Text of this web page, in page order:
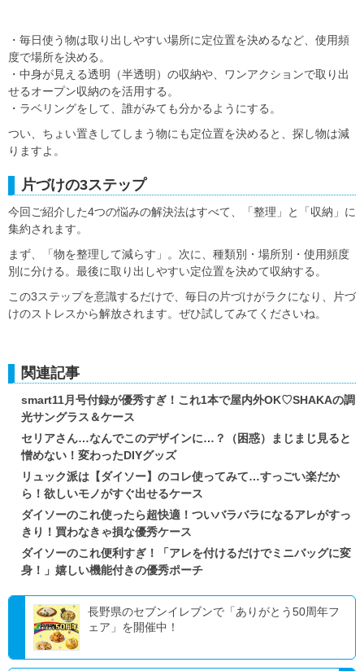
・毎日使う物は取り出しやすい場所に定位置を決めるなど、使用頻
度で場所を決める。
・中身が見える透明（半透明）の収納や、ワンアクションで取り出
せるオープン収納のを活用する。
・ラベリングをして、誰がみても分かるようにする。
つい、ちょい置きしてしまう物にも定位置を決めると、探し物は減
りますよ。
片づけの3ステップ
今回ご紹介した4つの悩みの解決法はすべて、「整理」と「収納」に
集約されます。
まず、「物を整理して減らす」。次に、種類別・場所別・使用頻度
別に分ける。最後に取り出しやすい定位置を決めて収納する。
この3ステップを意識するだけで、毎日の片づけがラクになり、片づ
けのストレスから解放されます。ぜひ試してみてくださいね。
関連記事
smart11月号付録が優秀すぎ！これ1本で屋内外OK♡SHAKAの調
光サングラス＆ケース
セリアさん…なんでこのデザインに…？（困惑）まじまじ見ると
憎めない！変わったDIYグッズ
リュック派は【ダイソー】のコレ使ってみて…すっごい楽だか
ら！欲しいモノがすぐ出せるケース
ダイソーのこれ使ったら超快適！ついバラバラになるアレがすっ
きり！買わなきゃ損な優秀ケース
ダイソーのこれ便利すぎ！「アレを付けるだけでミニバッグに変
身！」嬉しい機能付きの優秀ポーチ
長野県のセブンイレブンで「ありがとう50周年フ
ェア」を開催中！